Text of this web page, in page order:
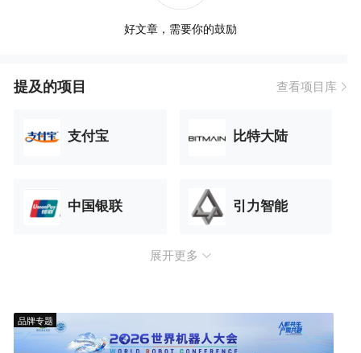
好文章，需要你的鼓励
提及的项目 查看项目库
支付宝 比特大陆
中国银联 引力智能
展开更多
品牌专题